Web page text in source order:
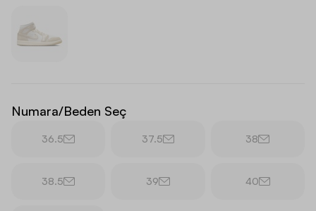
Numara/Beden Seç
36.5 37.5 38
38.5 39 40